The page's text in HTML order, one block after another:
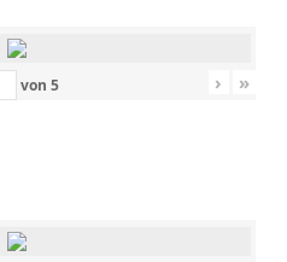
von 5 › »